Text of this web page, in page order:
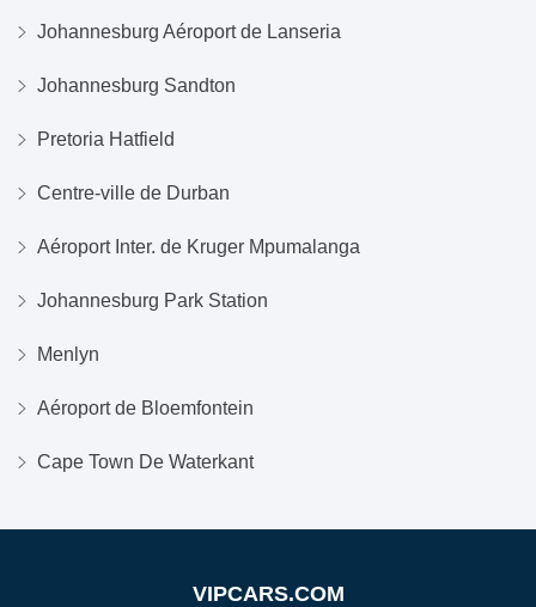
Johannesburg Aéroport de Lanseria
Johannesburg Sandton
Pretoria Hatfield
Centre-ville de Durban
Aéroport Inter. de Kruger Mpumalanga
Johannesburg Park Station
Menlyn
Aéroport de Bloemfontein
Cape Town De Waterkant
VIPCARS.COM